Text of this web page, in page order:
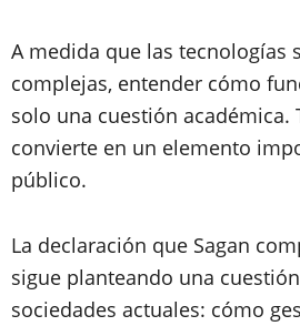
A medida que las tecnologías
complejas, entender cómo
solo una cuestión académica.
convierte en un elemento
público.
La declaración que Sagan
sigue planteando una
sociedades actuales: cómo